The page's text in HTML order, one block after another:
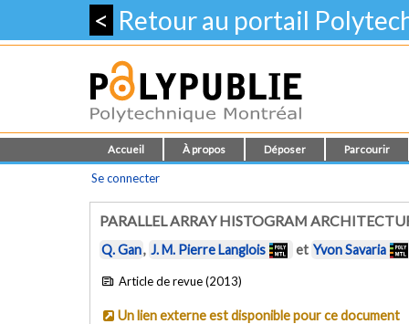
< Retour au portail
Accueil À propos Déposer Parcourir
Se connecter
PARALLEL ARRAY HISTOGRAM
Q. Gan, J. M. Pierre Langlois et Yvon Savaria
Article de revue (2013)
Un lien externe est disponible pour ce document